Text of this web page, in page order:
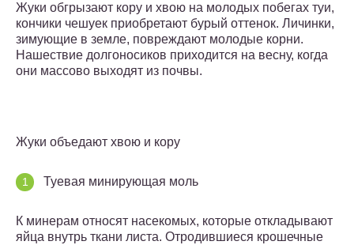
Жуки обгрызают кору и хвою на молодых побегах туи,
кончики чешуек приобретают бурый оттенок. Личинки,
зимующие в земле, повреждают молодые корни.
Нашествие долгоносиков приходится на весну, когда
они массово выходят из почвы.
Жуки объедают хвою и кору
Туевая минирующая моль
К минерам относят насекомых, которые откладывают
яйца внутрь ткани листа. Отродившиеся крошечные